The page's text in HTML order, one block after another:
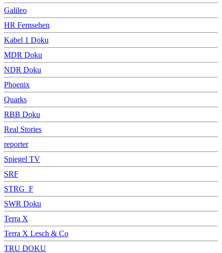
Galileo
HR Fernsehen
Kabel 1 Doku
MDR Doku
NDR Doku
Phoenix
Quarks
RBB Doku
Real Stories
reporter
Spiegel TV
SRF
STRG_F
SWR Doku
Terra X
Terra X Lesch & Co
TRU DOKU